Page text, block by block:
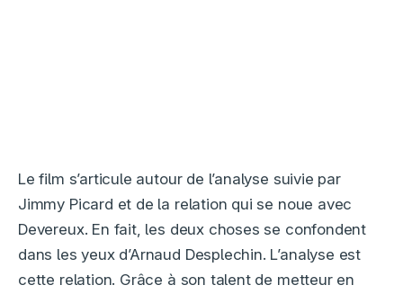
Le film s’articule autour de l’analyse suivie par
Jimmy Picard et de la relation qui se noue avec
Devereux. En fait, les deux choses se confondent
dans les yeux d’Arnaud Desplechin. L’analyse est
cette relation. Grâce à son talent de metteur en